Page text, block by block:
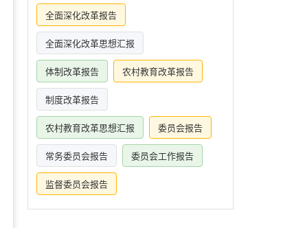
全面深化改革报告
全面深化改革思想汇报
体制改革报告 农村教育改革报告
制度改革报告
农村教育改革思想汇报 委员会报告
常务委员会报告 委员会工作报告
监督委员会报告